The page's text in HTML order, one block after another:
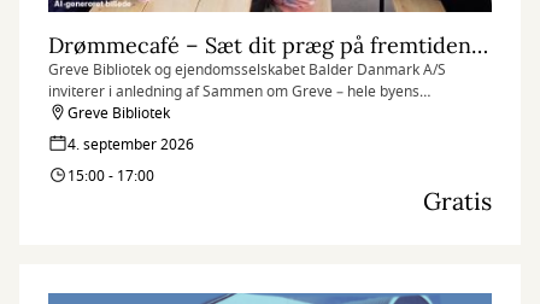
Drømmecafé – Sæt dit præg på fremtidens Hundige
Greve Bibliotek og ejendomsselskabet Balder Danmark A/S
inviterer i anledning af Sammen om Greve – hele byens
kulturaften til en hyggelig og kreativ Drømmecafé på broen ved
Hundige Station.
Greve Bibliotek
4. september 2026
15:00 - 17:00
Gratis